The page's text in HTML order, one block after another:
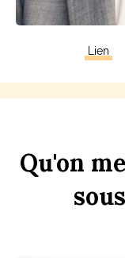
Lien
Qu'on
sous